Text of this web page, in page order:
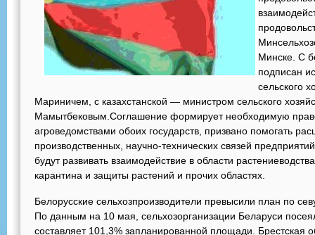
Минске. С
подписан
сельского
Мариничем, с казахстанской — министром сельского
Мамытбековым.Соглашение формирует необходимую
агроведомствами обоих государств, призвано помогать
производственных, научно-технических связей
будут развивать взаимодействие в области
карантина и защиты растений и прочих областях.
Белорусские сельхозпроизводители превысили план по
По данным на 10 мая, сельхозорганизации Беларуси
составляет 101,3% запланированной площади. Брестская